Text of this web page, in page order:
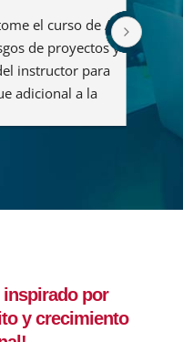
de Análisis
y me
para
a la
inspirado por
y crecimiento